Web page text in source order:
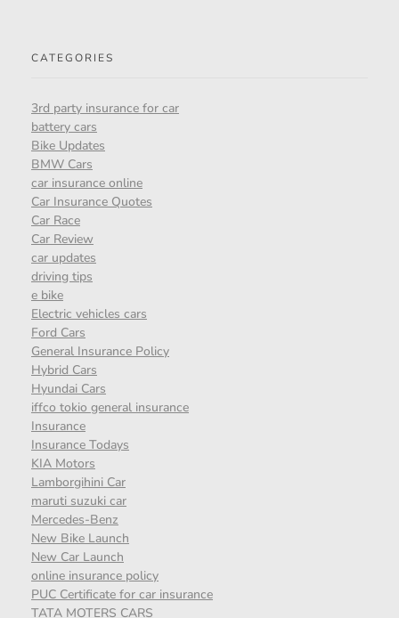
CATEGORIES
3rd party insurance for car
battery cars
Bike Updates
BMW Cars
car insurance online
Car Insurance Quotes
Car Race
Car Review
car updates
driving tips
e bike
Electric vehicles cars
Ford Cars
General Insurance Policy
Hybrid Cars
Hyundai Cars
iffco tokio general insurance
Insurance
Insurance Todays
KIA Motors
Lamborgihini Car
maruti suzuki car
Mercedes-Benz
New Bike Launch
New Car Launch
online insurance policy
PUC Certificate for car insurance
TATA MOTERS CARS